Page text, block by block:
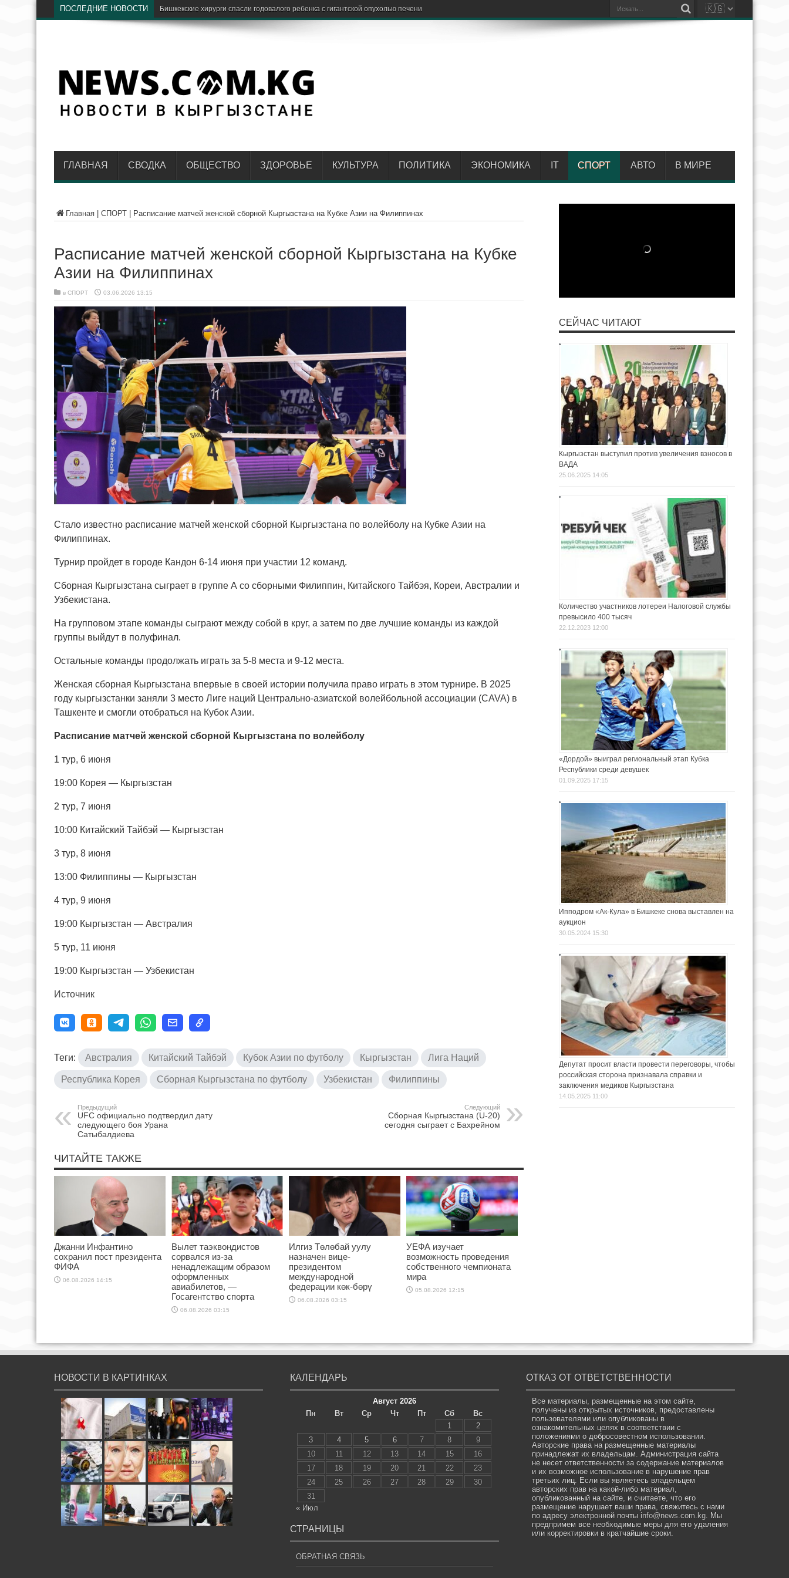
ПОСЛЕДНИЕ НОВОСТИ ФОМ
ГЛАВНАЯ СВОДКА ОБЩЕСТВО ЗДОРОВЬЕ КУЛЬТУРА ПОЛИТИКА ЭКОНОМИКА IT СПОРТ АВТО В МИРЕ
Главная СПОРТ Расписание матчей женской сборной Кыргызстана на Кубке Азии на Филиппинах
Расписание матчей женской сборной Кыргызстана на Кубке
Азии на Филиппинах
в СПОРТ 03.06.2026 13:15
Стало известно расписание матчей женской сборной Кыргызстана по волейболу на Кубке Азии на
Филиппинах.
Турнир пройдет в городе Кандон 6-14 июня при участии 12 команд.
Сборная Кыргызстана сыграет в группе А со сборными Филиппин, Китайского Тайбэя, Кореи, Австралии и
Узбекистана.
На групповом этапе команды сыграют между собой в круг, а затем по две лучшие команды из каждой
группы выйдут в полуфинал.
Остальные команды продолжать играть за 5-8 места и 9-12 места.
Женская сборная Кыргызстана впервые в своей истории получила право играть в этом турнире. В 2025
году кыргызстанки заняли 3 место Лиге наций Центрально-азиатской волейбольной ассоциации (CAVA) в
Ташкенте и смогли отобраться на Кубок Азии.
Расписание матчей женской сборной Кыргызстана по волейболу
1 тур, 6 июня
19:00 Корея — Кыргызстан
2 тур, 7 июня
10:00 Китайский Тайбэй — Кыргызстан
3 тур, 8 июня
13:00 Филиппины — Кыргызстан
4 тур, 9 июня
19:00 Кыргызстан — Австралия
5 тур, 11 июня
19:00 Кыргызстан — Узбекистан
Источник
Теги: Австралия Китайский Тайбэй Кубок Азии по футболу Кыргызстан Лига Наций
Республика Корея Сборная Кыргызстана по футболу Узбекистан Филиппины
Предыдущий
UFC официально подтвердил дату
следующего боя Урана
Сатыбалдиева
Следующий
Сборная Кыргызстана (U-20)
сегодня сыграет с Бахрейном
ЧИТАЙТЕ ТАКЖЕ
Джанни Инфантино
сохранил пост президента
ФИФА
06.08.2026 14:15
Вылет таэквондистов
сорвался из-за
ненадлежащим образом
оформленных
авиабилетов, —
Госагентство спорта
06.08.2026 03:15
Илгиз Төлөбай уулу
назначен вице-
президентом
международной
федерации көк-бөрү
06.08.2026 03:15
УЕФА изучает
возможность проведения
собственного чемпионата
мира
05.08.2026 12:15
СЕЙЧАС ЧИТАЮТ
Кыргызстан выступил против увеличения взносов в
ВАДА
25.06.2025 14:05
Количество участников лотереи Налоговой службы
превысило 400 тысяч
22.12.2023 12:00
«Дордой» выиграл региональный этап Кубка
Республики среди девушек
01.09.2025 17:15
Ипподром «Ак-Кула» в Бишкеке снова выставлен на
аукцион
30.05.2024 15:30
Депутат просит власти провести переговоры, чтобы
российская сторона признавала справки и
заключения медиков Кыргызстана
14.05.2025 11:00
НОВОСТИ В КАРТИНКАХ КАЛЕНДАРЬ
Август 2026
Пн
Вт Ср Чт Пт Сб
Вс
1
2
3
4 5 6 7 8
9
10
11 12 13 14 15
16
17
18 19 20 21 22
23
24
25 26 27 28 29
30
31
« Июл
СТРАНИЦЫ
ОБРАТНАЯ СВЯЗЬ
ОТКАЗ ОТ ОТВЕТСТВЕННОСТИ
Все материалы, размещенные на этом сайте,
получены из открытых источников, предоставлены
пользователями или опубликованы в
ознакомительных целях в соответствии с
положениями о добросовестном использовании.
Авторские права на размещенные материалы
принадлежат их владельцам. Администрация сайта
не несет ответственности за содержание материалов
и их возможное использование в нарушение прав
третьих лиц. Если вы являетесь владельцем
авторских прав на какой-либо материал,
опубликованный на сайте, и считаете, что его
размещение нарушает ваши права, свяжитесь с нами
по адресу электронной почты info@news.com.kg. Мы
предпримем все необходимые меры для его удаления
или корректировки в кратчайшие сроки.